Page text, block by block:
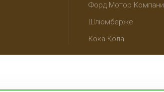
Форд Мотор Компани
Шлюмберже
Кока-Кола